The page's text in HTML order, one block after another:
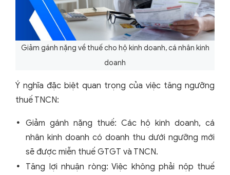
Giảm gánh nặng về thuế cho hộ kinh doanh, cá nhân kinh
doanh
Ý nghĩa đặc biệt quan trọng của việc tăng ngưỡng
thuế TNCN:
Giảm gánh nặng thuế: Các hộ kinh doanh, cá
nhân kinh doanh có doanh thu dưới ngưỡng mới
sẽ được miễn thuế GTGT và TNCN.
Tăng lợi nhuận ròng: Việc không phải nộp thuế